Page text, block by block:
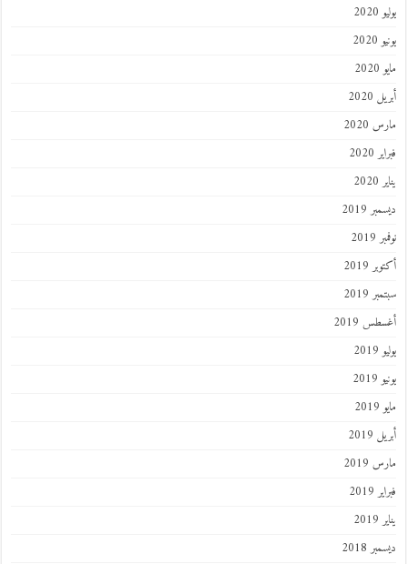
يوليو 2020
يونيو 2020
مايو 2020
أبريل 2020
مارس 2020
فبراير 2020
يناير 2020
ديسمبر 2019
نوفمبر 2019
أكتوبر 2019
سبتمبر 2019
أغسطس 2019
يوليو 2019
يونيو 2019
مايو 2019
أبريل 2019
مارس 2019
فبراير 2019
يناير 2019
ديسمبر 2018